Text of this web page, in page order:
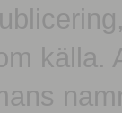
källa.